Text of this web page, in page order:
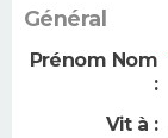
Général
Prénom Nom
:
Vit à :